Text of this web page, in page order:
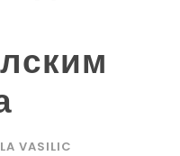
VASILIC